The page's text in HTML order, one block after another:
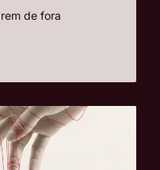
de fora